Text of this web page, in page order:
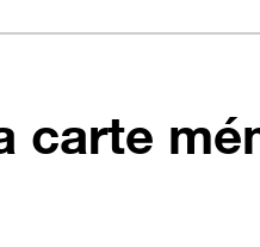
carte